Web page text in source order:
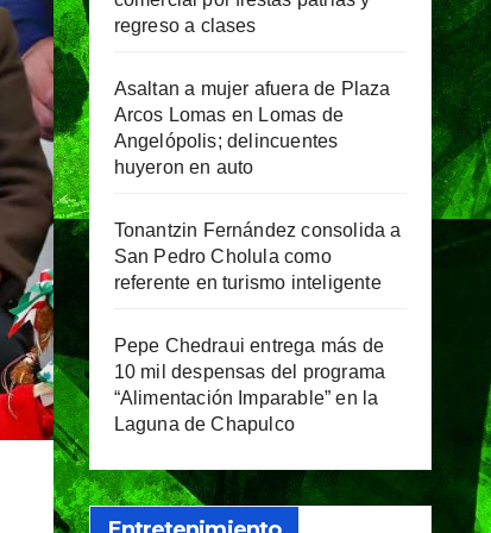
regreso a clases
Asaltan a mujer afuera de Plaza
Arcos Lomas en Lomas de
Angelópolis; delincuentes
huyeron en auto
Tonantzin Fernández consolida a
San Pedro Cholula como
referente en turismo inteligente
Pepe Chedraui entrega más de
10 mil despensas del programa
“Alimentación Imparable” en la
Laguna de Chapulco